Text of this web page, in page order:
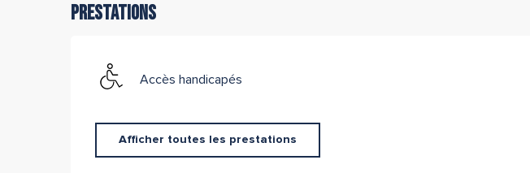
Prestations
Accès handicapés
Afficher toutes les prestations